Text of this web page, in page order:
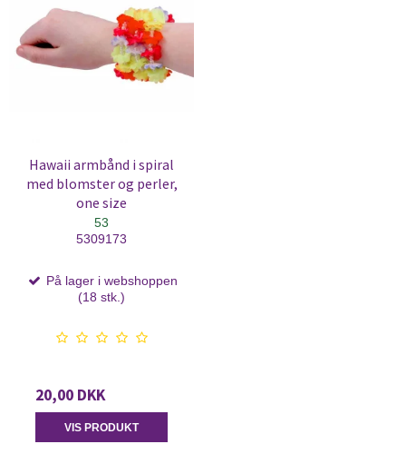
Hawaii armbånd i spiral
med blomster og perler,
one size
53
5309173
På lager i webshoppen
(18 stk.)
20,00 DKK
VIS PRODUKT